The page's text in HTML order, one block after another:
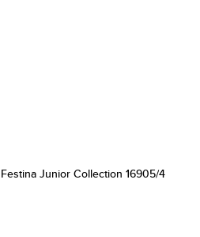
Festina Junior Collection 16905/4